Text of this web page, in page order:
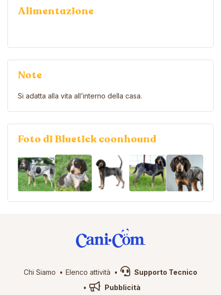
Alimentazione
Note
Si adatta alla vita all’interno della casa.
Foto di Bluetick coonhound
Chi Siamo Elenco attività
Supporto Tecnico
Pubblicità